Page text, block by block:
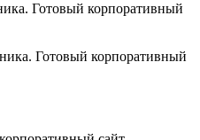
Готовый корпоративный